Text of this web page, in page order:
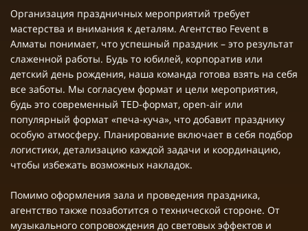
Организация праздничных мероприятий требует
мастерства и внимания к деталям. Агентство Fevent в
Алматы понимает, что успешный праздник – это результат
слаженной работы. Будь то юбилей, корпоратив или
детский день рождения, наша команда готова взять на себя
все заботы. Мы согласуем формат и цели мероприятия,
будь это современный TED-формат, open-air или
популярный формат «печа-куча», что добавит празднику
особую атмосферу. Планирование включает в себя подбор
логистики, детализацию каждой задачи и координацию,
чтобы избежать возможных накладок.
Помимо оформления зала и проведения праздника,
агентство также позаботится о технической стороне. От
музыкального сопровождения до световых эффектов и